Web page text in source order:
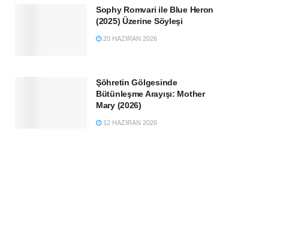
Sophy Romvari ile Blue Heron
(2025) Üzerine Söyleşi
20 HAZIRAN 2026
Şöhretin Gölgesinde
Bütünleşme Arayışı: Mother
Mary (2026)
12 HAZIRAN 2026